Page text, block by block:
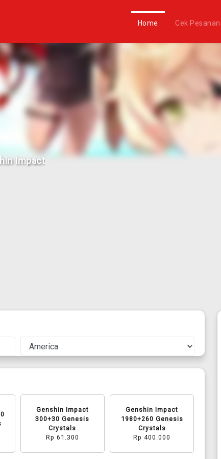
Home Cek Pesanan
Impact
Genshin Impact
300+30 Genesis
Crystals
Rp 61.300
Genshin Impact
1980+260 Genesis
Crystals
Rp 400.000